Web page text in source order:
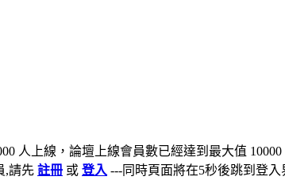
人上線，論壇上線會員數已經達到最大值
,請先 註冊 或 登入 ---同時頁面將在5秒後跳到登入